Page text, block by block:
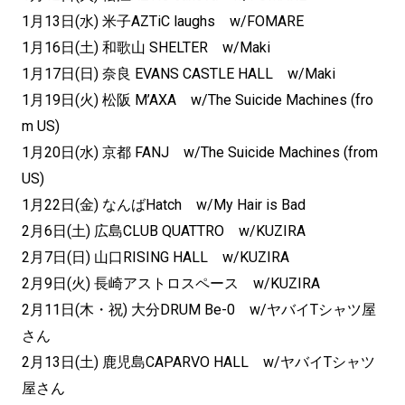
1月13日(水) 米子AZTiC laughs w/FOMARE
1月16日(土) 和歌山 SHELTER w/Maki
1月17日(日) 奈良 EVANS CASTLE HALL w/Maki
1月19日(火) 松阪 M’AXA w/The Suicide Machines (fro
m US)
1月20日(水) 京都 FANJ w/The Suicide Machines (from
US)
1月22日(金) なんばHatch w/My Hair is Bad
2月6日(土) 広島CLUB QUATTRO w/KUZIRA
2月7日(日) 山口RISING HALL w/KUZIRA
2月9日(火) 長崎アストロスペース w/KUZIRA
2月11日(木・祝) 大分DRUM Be-0 w/ヤバイTシャツ屋
さん
2月13日(土) 鹿児島CAPARVO HALL w/ヤバイTシャツ
屋さん